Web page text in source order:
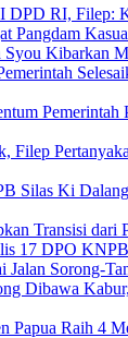
DPD RI, Filep:
Pangdam
Kibarkan
Pemerintah
Filep
Silas Ki
Transisi dari
17 DPO
Jalan Sorong-
Dibawa
Papua Raih 4